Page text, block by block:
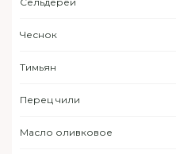
Чеснок
Тимьян
Перец чили
Масло оливковое